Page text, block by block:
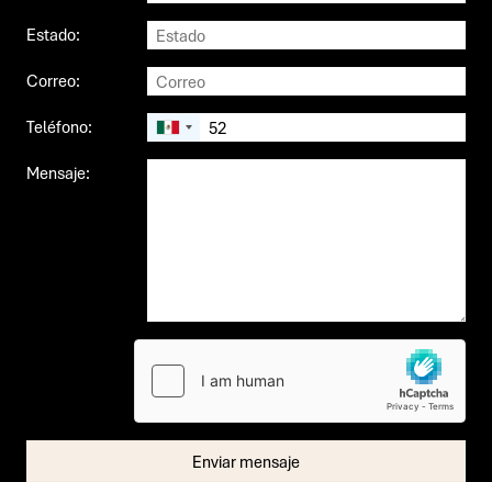
Estado:
Correo:
Teléfono:
Mensaje: